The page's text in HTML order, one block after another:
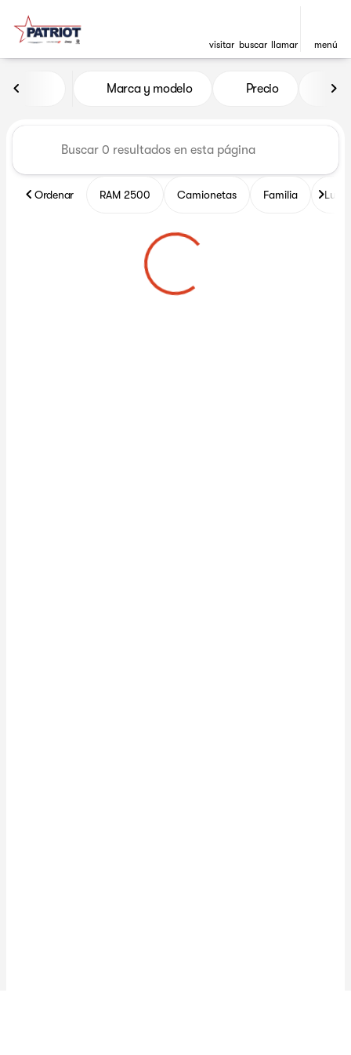
visitar buscar llamar menú
Vehículos en venta en
Marca y modelo Precio
Ordenar RAM 2500 Camionetas Familia Lujo